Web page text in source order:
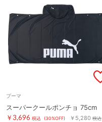
プーマ
スーパークールポンチョ 75cm
￥3,696 税込 (30%OFF) ￥5,280 税込